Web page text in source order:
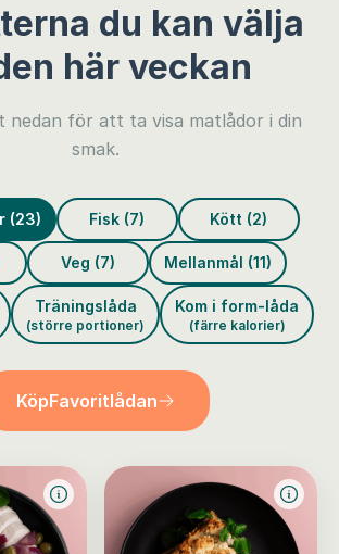
du kan välja
här veckan
nedan för att ta visa matlådor i din
smak.
(23) Fisk (7) Kött (2)
Veg (7) Mellanmål (11)
Träningslåda
(större portioner)
Kom i form-låda
(färre kalorier)
KöpFavoritlådan